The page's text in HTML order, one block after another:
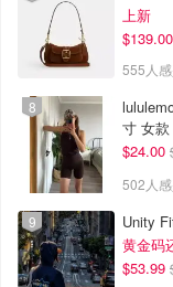
上新
$139.00
555人
寸 女款
$24.00
502人
Unity
黄金码
$53.99